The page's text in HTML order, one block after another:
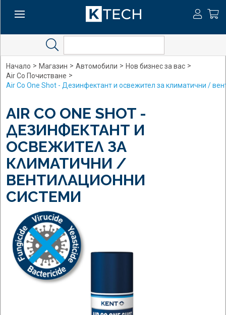
Начало > Магазин > Автомобили > Нов бизнес за вас >
Air Co Почистване >
Air Co One Shot - Дезинфектант и освежител за климатични /
AIR CO ONE SHOT -
ДЕЗИНФЕКТАНТ И
ОСВЕЖИТЕЛ ЗА
КЛИМАТИЧНИ /
ВЕНТИЛАЦИОННИ
СИСТЕМИ